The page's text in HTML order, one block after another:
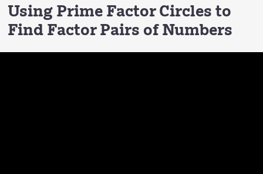
Using Prime Factor Circles to
Find Factor Pairs of Numbers